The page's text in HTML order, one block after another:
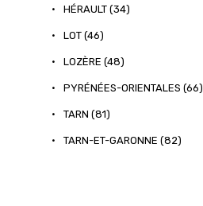
• HÉRAULT (34)
• LOT (46)
• LOZÈRE (48)
• PYRÉNÉES-ORIENTALES (66)
• TARN (81)
• TARN-ET-GARONNE (82)